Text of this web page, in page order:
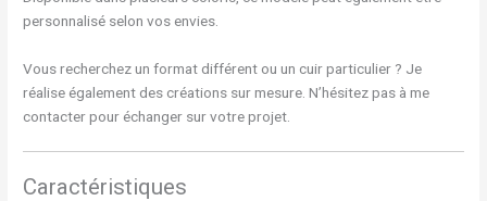
personnalisé selon vos envies.
Vous recherchez un format différent ou un cuir particulier ? Je
réalise également des créations sur mesure. N’hésitez pas à me
contacter pour échanger sur votre projet.
Caractéristiques